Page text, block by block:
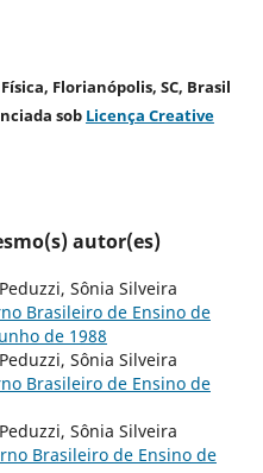
Florianópolis, SC, Brasil
sob Licença Creative
autor(es)
Sônia Silveira
Brasileiro de Ensino de
de 1988
Sônia Silveira
Brasileiro de Ensino de
Sônia Silveira
Brasileiro de Ensino de